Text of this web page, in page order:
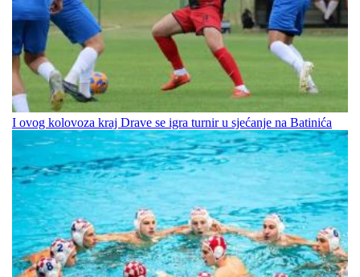
I ovog kolovoza kraj Drave se igra turnir u sjećanje na Batinića